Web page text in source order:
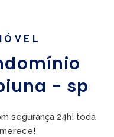
- sp
segurança 24h! toda